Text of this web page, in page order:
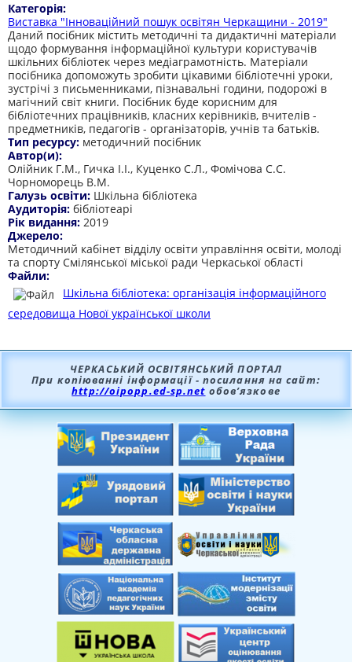
Категорія:
Виставка "Інноваційний пошук освітян Черкащини - 2019"
Даний посібник містить методичні та дидактичні матеріали
щодо формування інформаційної культури користувачів
шкільних бібліотек через медіаграмотність. Матеріали
посібника допоможуть зробити цікавими бібліотечні уроки,
зустрічі з письменниками, пізнавальні години, подорожі в
магічний світ книги. Посібник буде корисним для
бібліотечних працівників, класних керівників, вчителів -
предметників, педагогів - організаторів, учнів та батьків.
Тип ресурсу: методичний посібник
Автор(и):
Олійник Г.М., Гичка І.І., Куценко С.Л., Фомічова С.С.
Чорноморець В.М.
Галузь освіти: Шкільна бібліотека
Аудиторія: бібліотеарі
Рік видання: 2019
Джерело:
Методичний кабінет відділу освіти управління освіти, молоді
та спорту Смілянської міської ради Черкаської області
Файли:
Шкільна бібліотека: організація інформаційного
середовища Нової української школи
ЧЕРКАСЬКИЙ ОСВІТЯНСЬКИЙ ПОРТАЛ
При копіюванні інформації - посилання на сайт:
http://oipopp.ed-sp.net обов’язкове